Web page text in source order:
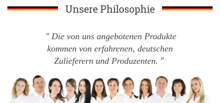
Unsere Philosophie
Die von uns angebotenen Produkte
kommen von erfahrenen, deutschen
Zulieferern und Produzenten.